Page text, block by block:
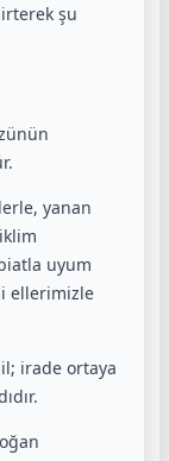
şu
yanan
uyum
ellerimizle
irade ortaya